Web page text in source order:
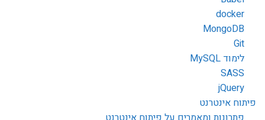
docker
MongoDB
Git
לימוד MySQL
SASS
jQuery
פיתוח אינטרנט